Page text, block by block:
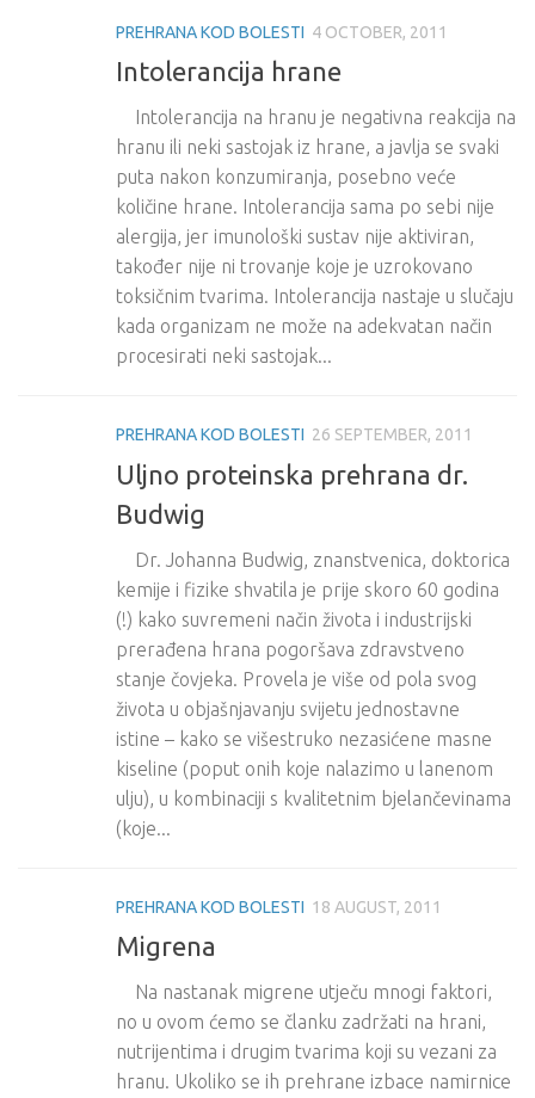
PREHRANA KOD BOLESTI 4 OCTOBER, 2011
Intolerancija hrane
Intolerancija na hranu je negativna reakcija na
hranu ili neki sastojak iz hrane, a javlja se svaki
puta nakon konzumiranja, posebno veće
količine hrane. Intolerancija sama po sebi nije
alergija, jer imunološki sustav nije aktiviran,
također nije ni trovanje koje je uzrokovano
toksičnim tvarima. Intolerancija nastaje u slučaju
kada organizam ne može na adekvatan način
procesirati neki sastojak...
PREHRANA KOD BOLESTI 26 SEPTEMBER, 2011
Uljno proteinska prehrana dr.
Budwig
Dr. Johanna Budwig, znanstvenica, doktorica
kemije i fizike shvatila je prije skoro 60 godina
(!) kako suvremeni način života i industrijski
prerađena hrana pogoršava zdravstveno
stanje čovjeka. Provela je više od pola svog
života u objašnjavanju svijetu jednostavne
istine – kako se višestruko nezasićene masne
kiseline (poput onih koje nalazimo u lanenom
ulju), u kombinaciji s kvalitetnim bjelančevinama
(koje...
PREHRANA KOD BOLESTI 18 AUGUST, 2011
Migrena
Na nastanak migrene utječu mnogi faktori,
no u ovom ćemo se članku zadržati na hrani,
nutrijentima i drugim tvarima koji su vezani za
hranu. Ukoliko se ih prehrane izbace namirnice